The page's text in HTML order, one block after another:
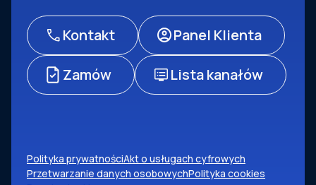
Kontakt Panel Klienta
Zamów Lista kanałów
Polityka prywatnościAkt o usługach cyfrowych
Przetwarzanie danych osobowychPolityka cookies